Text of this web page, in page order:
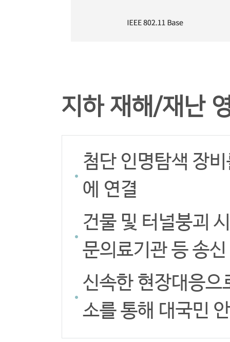
지하 재해/재난
첨단 인명탐색 장
에 연결
건물 및 터널붕괴
문의료기관 등 송신
신속한 현장대응으
소를 통해 대국민